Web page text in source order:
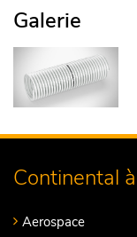
Galerie
Continental
Aerospace